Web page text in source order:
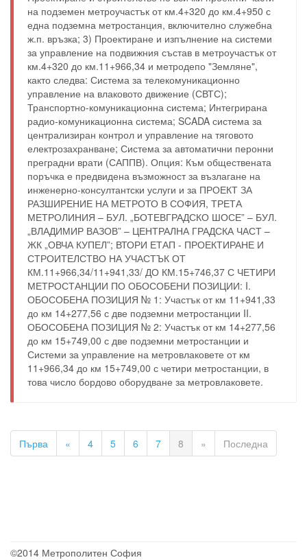
на подземен метроучастък от км.4+320 до км.4+950 с
една подземна метростанция, включително служебна
ж.п. връзка; 3) Проектиране и изпълнение на системи
за управление на подвижния състав в метроучастък от
км.4+320 до км.11+966,34 и метродепо "Земляне",
както следва: Система за телекомуникационно
управление на влаковото движение (СВТС);
Транспортно-комуникационна система; Интегрирана
радио-комуникационна система; SCADA система за
централизиран контрол и управление на тяговото
електрозахранване; Система за автоматични перонни
преградни врати (САППВ). Опция: Към обществената
поръчка е предвидена възможност за възлагане на
инженерно-консултантски услуги и за ПРОЕКТ ЗА
РАЗШИРЕНИЕ НА МЕТРОТО В СОФИЯ, ТРЕТА
МЕТРОЛИНИЯ – БУЛ. „БОТЕВГРАДСКО ШОСЕ” – БУЛ.
„ВЛАДИМИР ВАЗОВ” – ЦЕНТРАЛНА ГРАДСКА ЧАСТ –
ЖК „ОВЧА КУПЕЛ”; ВТОРИ ЕТАП - ПРОЕКТИРАНЕ И
СТРОИТЕЛСТВО НА УЧАСТЪК ОТ
КМ.11+966,34/11+941,33/ ДО КМ.15+746,37 С ЧЕТИРИ
МЕТРОСТАНЦИИ ПО ОБОСОБЕНИ ПОЗИЦИИ: I.
ОБОСОБЕНА ПОЗИЦИЯ № 1: Участък от км 11+941,33
до км 14+277,56 с две подземни метростанции II.
ОБОСОБЕНА ПОЗИЦИЯ № 2: Участък от км 14+277,56
до км 15+749,00 с две подземни метростанции и
Системи за управление на метровлаковете от км
11+966,34 до км 15+749,00 с четири метростанции, в
това число бордово оборудване за метровлаковете.
Първа « 4 5 6 7 8 » Последна
©2014 Метрополитен София